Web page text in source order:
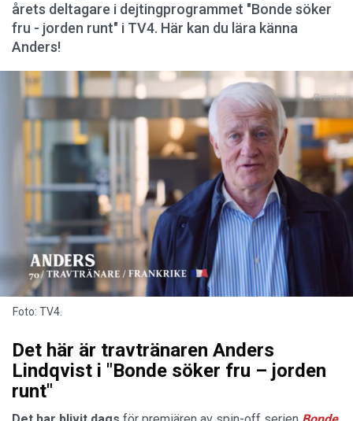
årets deltagare i dejtingprogrammet "Bonde söker
fru - jorden runt" i TV4. Här kan du lära känna
Anders!
Foto: TV4.
Det här är travtränaren Anders
Lindqvist i "Bonde söker fru – jorden
runt"